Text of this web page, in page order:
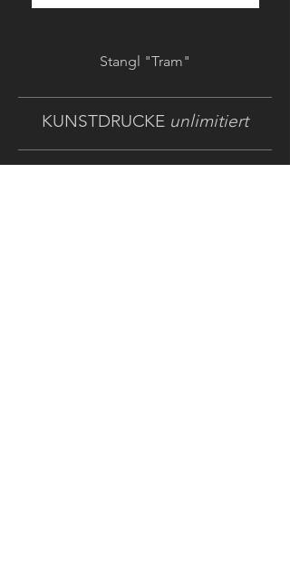
Stangl "Tram"
KUNSTDRUCKE unlimitiert